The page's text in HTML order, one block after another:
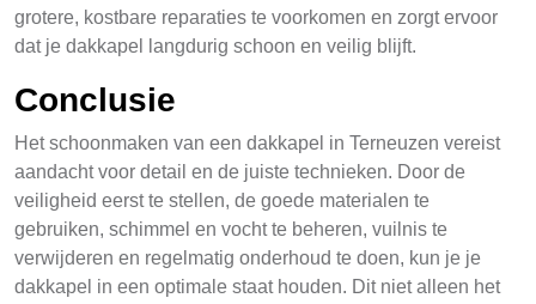
grotere, kostbare reparaties te voorkomen en zorgt ervoor
dat je dakkapel langdurig schoon en veilig blijft.
Conclusie
Het schoonmaken van een dakkapel in Terneuzen vereist
aandacht voor detail en de juiste technieken. Door de
veiligheid eerst te stellen, de goede materialen te
gebruiken, schimmel en vocht te beheren, vuilnis te
verwijderen en regelmatig onderhoud te doen, kun je je
dakkapel in een optimale staat houden. Dit niet alleen het